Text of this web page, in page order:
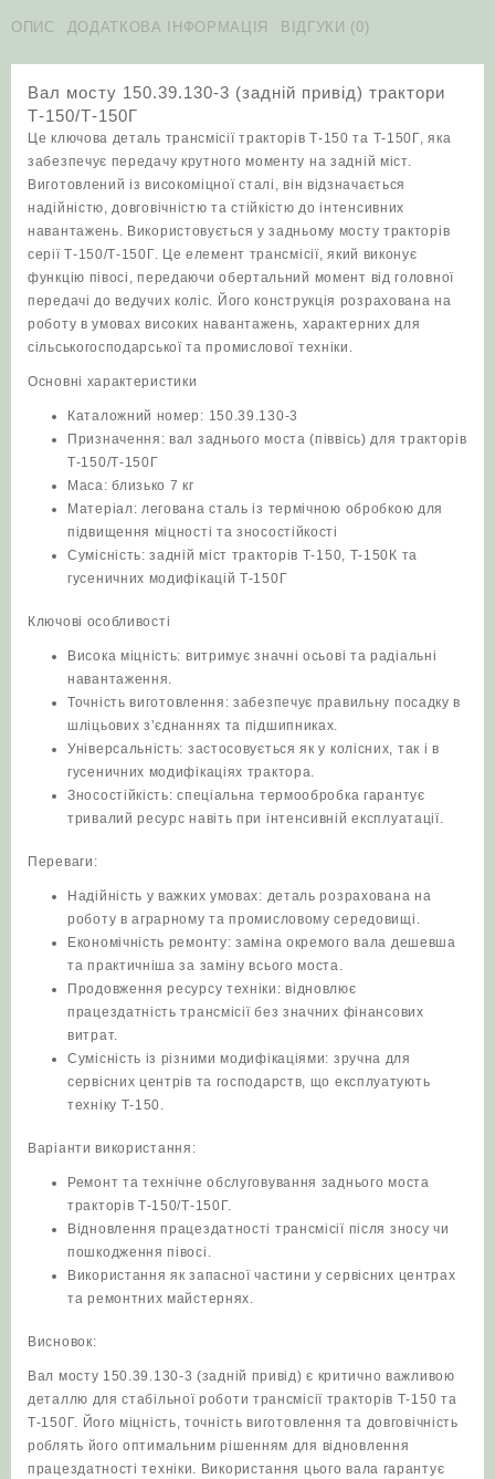
(задній
Т‑150/
Т‑150Г
кількість
ОПИС ДОДАТКОВА ІНФОРМАЦІЯ ВІДГУКИ (0)
Вал мосту 150.39.130-3 (задній привід) трактори
Т‑150/Т‑150Г
Це ключова деталь трансмісії тракторів Т‑150 та Т‑150Г, яка
забезпечує передачу крутного моменту на задній міст.
Виготовлений із високоміцної сталі, він відзначається
надійністю, довговічністю та стійкістю до інтенсивних
навантажень. Використовується у задньому мосту тракторів
серії Т‑150/Т‑150Г. Це елемент трансмісії, який виконує
функцію півосі, передаючи обертальний момент від головної
передачі до ведучих коліс. Його конструкція розрахована на
роботу в умовах високих навантажень, характерних для
сільськогосподарської та промислової техніки.
Основні характеристики
Каталожний номер: 150.39.130-3
Призначення: вал заднього моста (піввісь) для тракторів
Т‑150/Т‑150Г
Маса: близько 7 кг
Матеріал: легована сталь із термічною обробкою для
підвищення міцності та зносостійкості
Сумісність: задній міст тракторів Т‑150, Т‑150К та
гусеничних модифікацій Т‑150Г
Ключові особливості
Висока міцність: витримує значні осьові та радіальні
навантаження.
Точність виготовлення: забезпечує правильну посадку в
шліцьових з’єднаннях та підшипниках.
Універсальність: застосовується як у колісних, так і в
гусеничних модифікаціях трактора.
Зносостійкість: спеціальна термообробка гарантує
тривалий ресурс навіть при інтенсивній експлуатації.
Переваги:
Надійність у важких умовах: деталь розрахована на
роботу в аграрному та промисловому середовищі.
Економічність ремонту: заміна окремого вала дешевша
та практичніша за заміну всього моста.
Продовження ресурсу техніки: відновлює
працездатність трансмісії без значних фінансових
витрат.
Сумісність із різними модифікаціями: зручна для
сервісних центрів та господарств, що експлуатують
техніку Т‑150.
Варіанти використання:
Ремонт та технічне обслуговування заднього моста
тракторів Т‑150/Т‑150Г.
Відновлення працездатності трансмісії після зносу чи
пошкодження півосі.
Використання як запасної частини у сервісних центрах
та ремонтних майстернях.
Висновок:
Вал мосту 150.39.130-3 (задній привід) є критично важливою
деталлю для стабільної роботи трансмісії тракторів Т‑150 та
Т‑150Г. Його міцність, точність виготовлення та довговічність
роблять його оптимальним рішенням для відновлення
працездатності техніки. Використання цього вала гарантує